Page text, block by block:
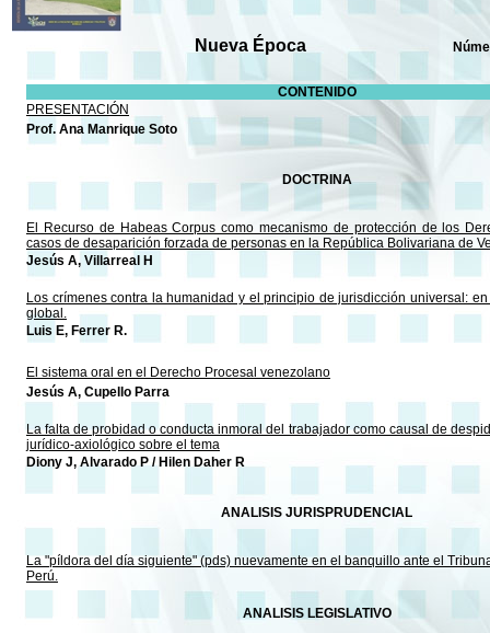
Nueva Época Número
CONTENIDO
PRESENTACIÓN
Prof. Ana Manrique Soto
DOCTRINA
El Recurso de Habeas Corpus como mecanismo de protección de los
casos de desaparición forzada de personas en la República Bolivariana de
Jesús A, Villarreal H
Los crímenes contra la humanidad y el principio de jurisdicción universal:
global.
Luis E, Ferrer R.
El sistema oral en el Derecho Procesal venezolano
Jesús A, Cupello Parra
La falta de probidad o conducta inmoral del trabajador como causal de
jurídico-axiológico sobre el tema
Diony J, Alvarado P / Hilen Daher R
ANALISIS JURISPRUDENCIAL
La "píldora del día siguiente" (pds) nuevamente en el banquillo ante el
Perú.
ANALISIS LEGISLATIVO